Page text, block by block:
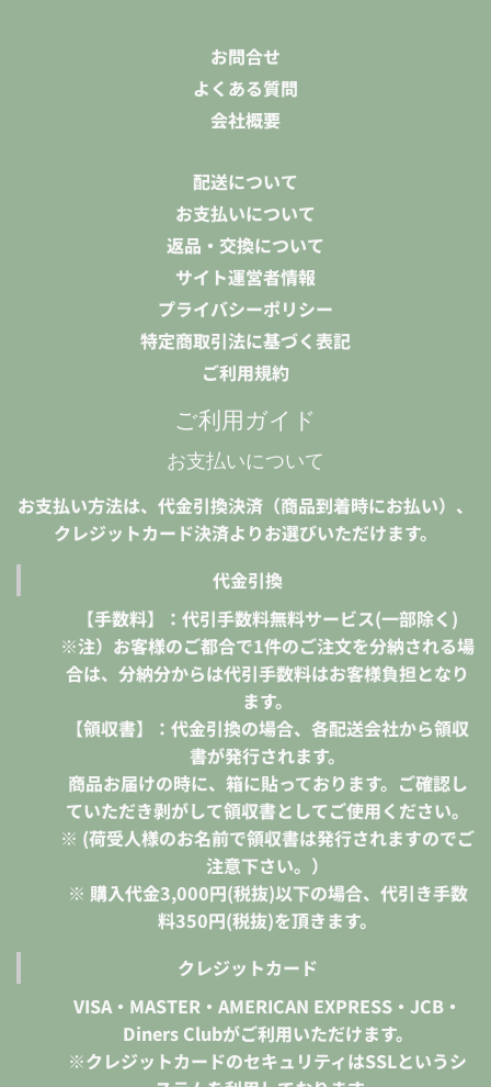
お問合せ
よくある質問
会社概要
配送について
お支払いについて
返品・交換について
サイト運営者情報
プライバシーポリシー
特定商取引法に基づく表記
ご利用規約
ご利用ガイド
お支払いについて
お支払い方法は、代金引換決済（商品到着時にお払い）、
クレジットカード決済よりお選びいただけます。
代金引換
【手数料】：代引手数料無料サービス(一部除く)
※注）お客様のご都合で1件のご注文を分納される場
合は、分納分からは代引手数料はお客様負担となり
ます。
【領収書】：代金引換の場合、各配送会社から領収
書が発行されます。
商品お届けの時に、箱に貼っております。ご確認し
ていただき剥がして領収書としてご使用ください。
※ (荷受人様のお名前で領収書は発行されますのでご
注意下さい。）
※ 購入代金3,000円(税抜)以下の場合、代引き手数
料350円(税抜)を頂きます。
クレジットカード
VISA・MASTER・AMERICAN EXPRESS・JCB・
Diners Clubがご利用いただけます。
※クレジットカードのセキュリティはSSLというシ